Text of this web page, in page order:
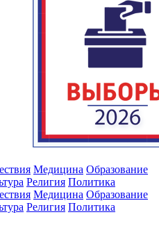
Медицина Образование
Религия Политика
Медицина Образование
Религия Политика